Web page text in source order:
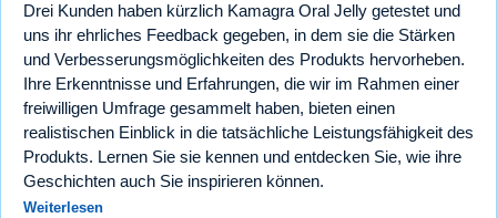
Drei Kunden haben kürzlich Kamagra Oral Jelly getestet und
uns ihr ehrliches Feedback gegeben, in dem sie die Stärken
und Verbesserungsmöglichkeiten des Produkts hervorheben.
Ihre Erkenntnisse und Erfahrungen, die wir im Rahmen einer
freiwilligen Umfrage gesammelt haben, bieten einen
realistischen Einblick in die tatsächliche Leistungsfähigkeit des
Produkts. Lernen Sie sie kennen und entdecken Sie, wie ihre
Geschichten auch Sie inspirieren können.
Weiterlesen